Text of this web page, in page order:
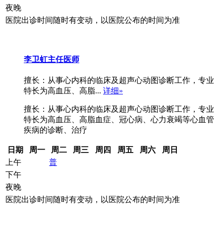
夜晚
医院出诊时间随时有变动，以医院公布的时间为准
李卫虹主任医师
擅长：从事心内科的临床及超声心动图诊断工作，专业
特长为高血压、高脂... 详细»
擅长：从事心内科的临床及超声心动图诊断工作，专业
特长为高血压、高脂血症、冠心病、心力衰竭等心血管
疾病的诊断、治疗
日期 周一 周二 周三 周四 周五 周六
周日
上午
普
下午
夜晚
医院出诊时间随时有变动，以医院公布的时间为准